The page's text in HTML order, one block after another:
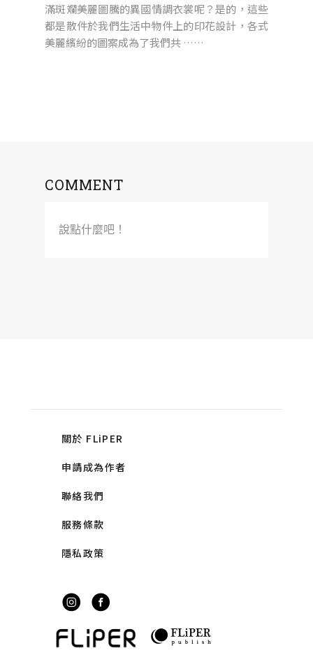
滿斑斕美麗圖騰的異國情調衣裳呢？是的，這些
都是散件於我們生活中物件上的印花設計，各式
美麗繽紛的圖案成為了我們共 ……
COMMENT
說點什麼吧！
關於 FLiPER
申請成為作者
聯絡我們
服務條款
隱私政策